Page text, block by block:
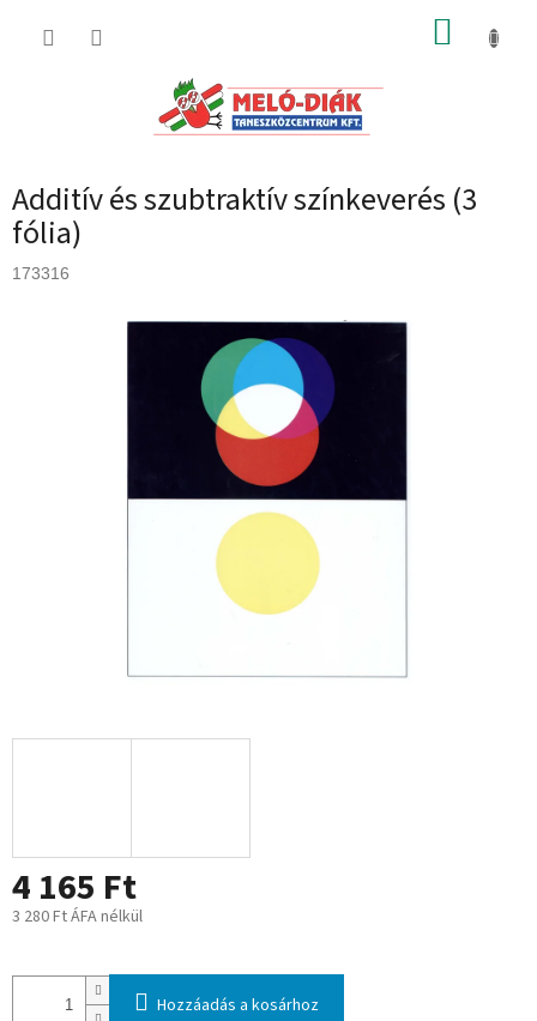
KOSÁR
Additív és szubtraktív színkeverés (3
fólia)
173316
4 165 Ft
3 280 Ft ÁFA nélkül
Hozzáadás a kosárhoz